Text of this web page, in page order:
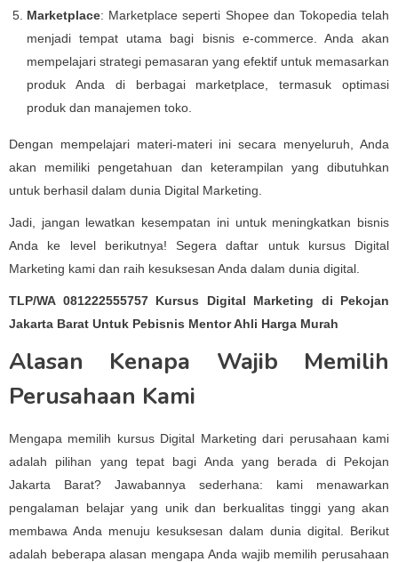
Marketplace: Marketplace seperti Shopee dan Tokopedia telah
menjadi tempat utama bagi bisnis e-commerce. Anda akan
mempelajari strategi pemasaran yang efektif untuk memasarkan
produk Anda di berbagai marketplace, termasuk optimasi
produk dan manajemen toko.
Dengan mempelajari materi-materi ini secara menyeluruh, Anda
akan memiliki pengetahuan dan keterampilan yang dibutuhkan
untuk berhasil dalam dunia Digital Marketing.
Jadi, jangan lewatkan kesempatan ini untuk meningkatkan bisnis
Anda ke level berikutnya! Segera daftar untuk kursus Digital
Marketing kami dan raih kesuksesan Anda dalam dunia digital.
TLP/WA 081222555757 Kursus Digital Marketing di Pekojan
Jakarta Barat Untuk Pebisnis Mentor Ahli Harga Murah
Alasan Kenapa Wajib Memilih
Perusahaan Kami
Mengapa memilih kursus Digital Marketing dari perusahaan kami
adalah pilihan yang tepat bagi Anda yang berada di Pekojan
Jakarta Barat? Jawabannya sederhana: kami menawarkan
pengalaman belajar yang unik dan berkualitas tinggi yang akan
membawa Anda menuju kesuksesan dalam dunia digital. Berikut
adalah beberapa alasan mengapa Anda wajib memilih perusahaan